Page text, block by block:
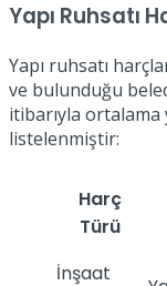
Yapı Ruhsatı
Yapı ruhsatı
ve bulunduğu
itibarıyla ortalama
listelenmiştir:
Harç
Türü
İnşaat